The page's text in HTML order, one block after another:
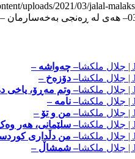
uploads/2021/03/jalal-
– ھەی لە ڕەنجی بەخەسارمان –
– چه‌واشه –
– دۆزه‌خ –
– وتم مه‌ڕۆ، یاخی
– نامه –
– من و تۆ –
– سلێمانی، ھەر
– من دڵداری
– شمشاڵ –